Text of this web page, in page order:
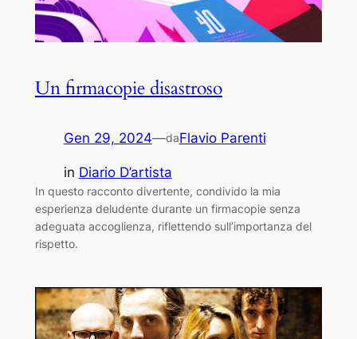
Un firmacopie disastroso
Gen 29, 2024—daFlavio Parenti
in Diario D’artista
In questo racconto divertente, condivido la mia
esperienza deludente durante un firmacopie senza
adeguata accoglienza, riflettendo sull’importanza del
rispetto.